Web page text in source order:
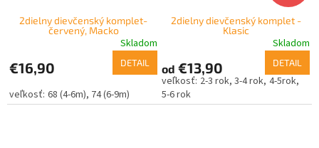
2dielny dievčenský komplet-
červený, Macko
Skladom
€16,90 DETAIL
68 (4-6m) 74 (6-9m)
2dielny dievčenský komplet -
Klasic
Skladom
od €13,90 DETAIL
2-3 rok 3-4 rok 4-5rok
5-6 rok